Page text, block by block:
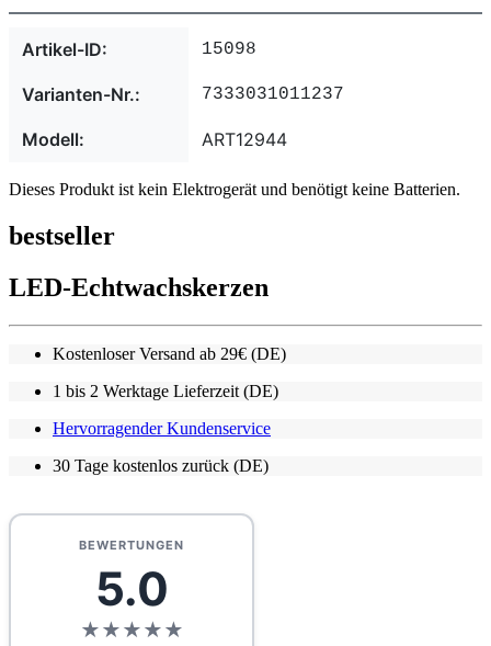
Artikel-ID: 15098
Varianten-Nr.: 7333031011237
Modell: ART12944
Dieses Produkt ist kein Elektrogerät und benötigt keine Batterien.
bestseller
LED-Echtwachskerzen
Kostenloser Versand ab 29€ (DE)
1 bis 2 Werktage Lieferzeit (DE)
Hervorragender Kundenservice
30 Tage kostenlos zurück (DE)
BEWERTUNGEN
5.0
★★★★★